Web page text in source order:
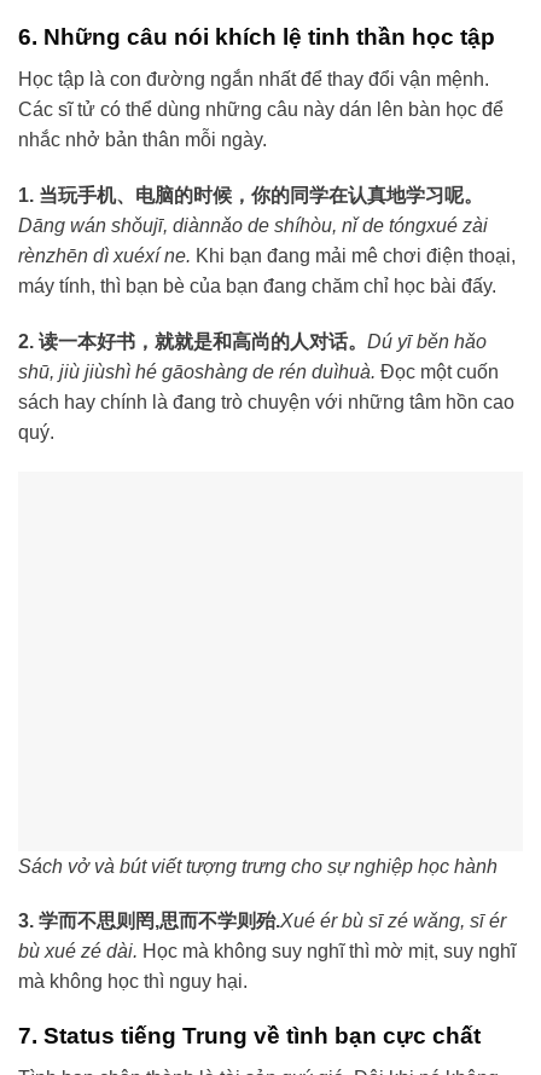
6. Những câu nói khích lệ tinh thần học tập
Học tập là con đường ngắn nhất để thay đổi vận mệnh.
Các sĩ tử có thể dùng những câu này dán lên bàn học để
nhắc nhở bản thân mỗi ngày.
1. 当玩手机、电脑的时候，你的同学在认真地学习呢。
Dāng wán shǒujī, diànnǎo de shíhòu, nǐ de tóngxué zài
rènzhēn dì xuéxí ne. Khi bạn đang mải mê chơi điện thoại,
máy tính, thì bạn bè của bạn đang chăm chỉ học bài đấy.
2. 读一本好书，就就是和高尚的人对话。 Dú yī běn hǎo
shū, jiù jiùshì hé gāoshàng de rén duìhuà. Đọc một cuốn
sách hay chính là đang trò chuyện với những tâm hồn cao
quý.
Sách vở và bút viết tượng trưng cho sự nghiệp học hành
3. 学而不思则罔,思而不学则殆.Xué ér bù sī zé wǎng, sī ér
bù xué zé dài. Học mà không suy nghĩ thì mờ mịt, suy nghĩ
mà không học thì nguy hại.
7. Status tiếng Trung về tình bạn cực chất